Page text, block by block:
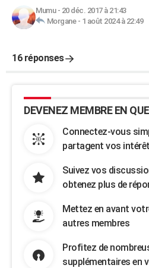
Mumu- 20 déc. 2017 à 21:43
Morgane- 1 août 2024 à 22:49
16 réponses
DEVENEZ MEMBRE EN
Connectez-vous
partagent vos
Suivez vos
obtenez plus de
Mettez en avant
autres membres
Profitez de
supplémentaires en